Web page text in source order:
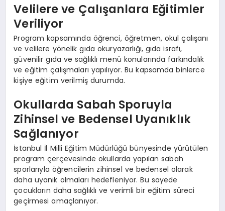
Velilere ve Çalışanlara Eğitimler
Veriliyor
Program kapsamında öğrenci, öğretmen, okul çalışanı
ve velilere yönelik gıda okuryazarlığı, gıda israfı,
güvenilir gıda ve sağlıklı menü konularında farkındalık
ve eğitim çalışmaları yapılıyor. Bu kapsamda binlerce
kişiye eğitim verilmiş durumda.
Okullarda Sabah Sporuyla
Zihinsel ve Bedensel Uyanıklık
Sağlanıyor
İstanbul İl Milli Eğitim Müdürlüğü bünyesinde yürütülen
program çerçevesinde okullarda yapılan sabah
sporlarıyla öğrencilerin zihinsel ve bedensel olarak
daha uyanık olmaları hedefleniyor. Bu sayede
çocukların daha sağlıklı ve verimli bir eğitim süreci
geçirmesi amaçlanıyor.